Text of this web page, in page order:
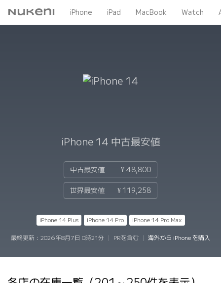
Nukeni iPhone iPad MacBook Watch
iPhone 14 中古最安値
中古最安値 ¥ 48,800
世界最安値 ¥ 119,258
iPhone 14 Plus iPhone 14 Pro iPhone 14 Pro Max
最終更新： 2026年8月7日 0時21分 PRを含む 海外から iPhone を購入